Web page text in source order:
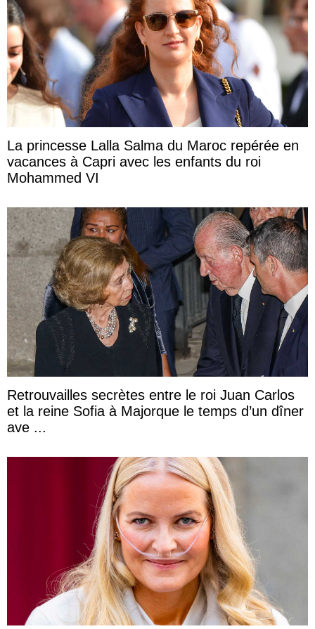
La princesse Lalla Salma du Maroc repérée en
vacances à Capri avec les enfants du roi
Mohammed VI
Retrouvailles secrètes entre le roi Juan Carlos
et la reine Sofia à Majorque le temps d’un dîner
ave ...